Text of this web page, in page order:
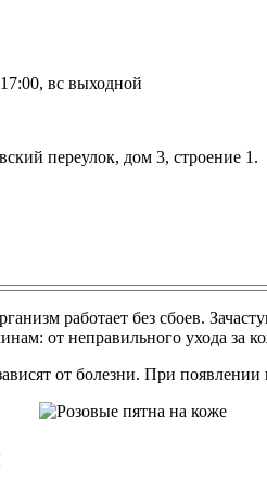
вс выходной
переулок, дом 3, строение 1.
работает без сбоев.
от неправильного ухода за
от болезни. При